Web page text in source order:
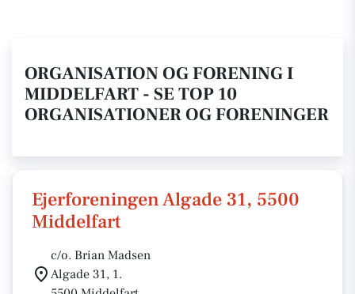
ORGANISATION OG FORENING I
MIDDELFART - SE TOP 10
ORGANISATIONER OG FORENINGER
Ejerforeningen Algade 31, 5500
Middelfart
c/o. Brian Madsen
Algade 31, 1.